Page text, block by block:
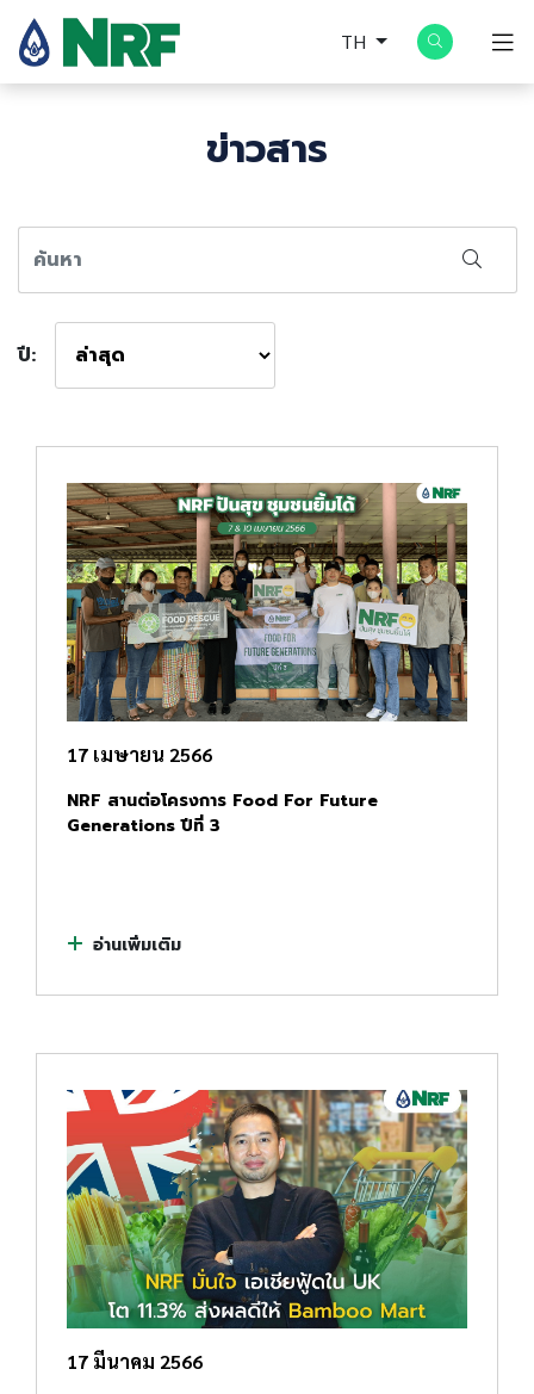
TH
ข่าวสาร
ปี:
17 เมษายน 2566
NRF สานต่อโครงการ Food For Future
Generations ปีที่ 3
อ่านเพิ่มเติม
17 มีนาคม 2566